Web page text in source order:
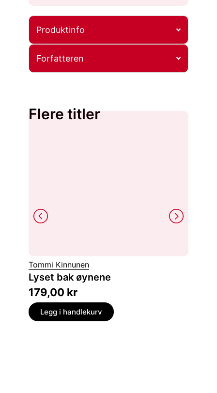
Produktinfo
Forfatteren
Flere titler
Tommi Kinnunen
Lyset bak øynene
179,00 kr
Legg i handlekurv